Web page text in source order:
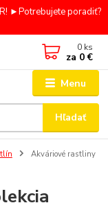
►Potrebujete poradiť?
Menu
Hľadať
0 ks
za 0 €
Akváriové rastliny